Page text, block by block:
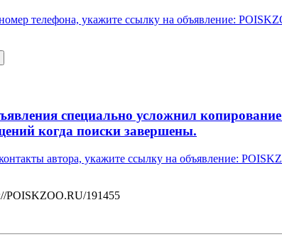
телефона, укажите ссылку на объявление:
специально усложнил копирование
когда поиски завершены.
автора, укажите ссылку на объявление:
POISKZOO.RU/191455